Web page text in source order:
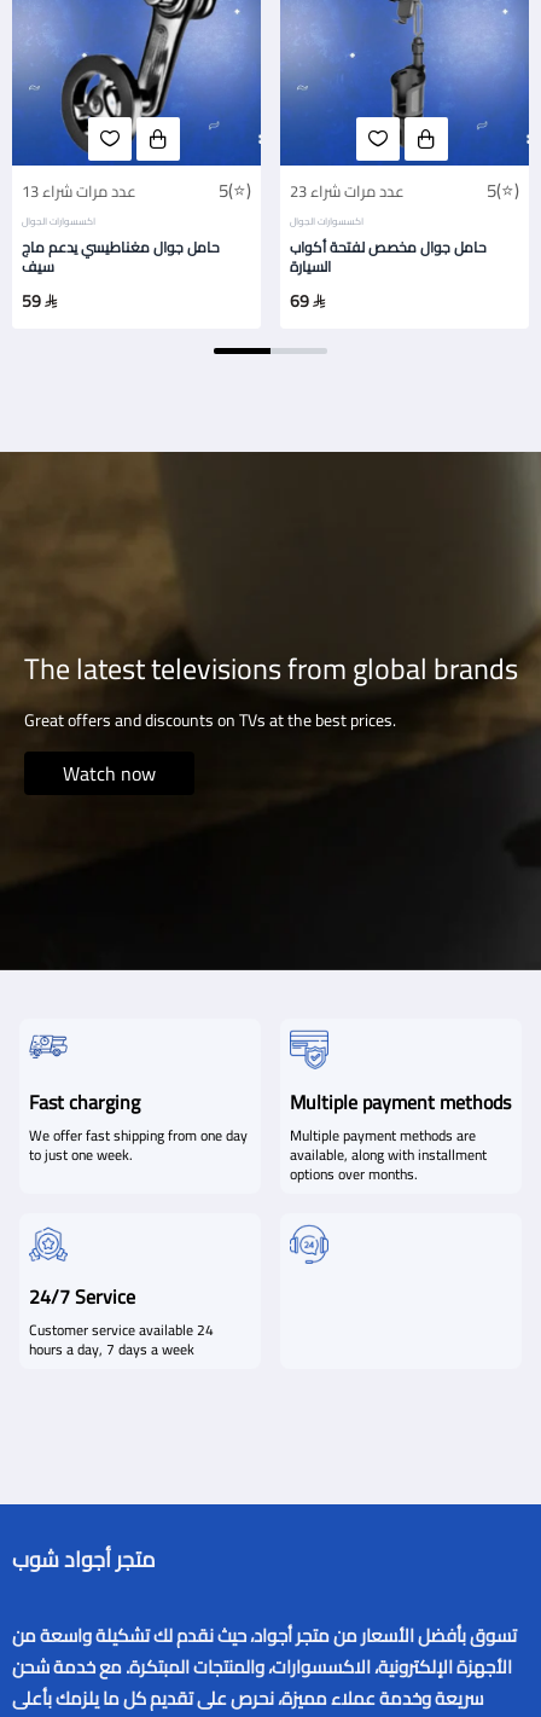
13 عدد مرات شراء 5(⭐)
اكسسوارات الجوال
حامل جوال مغناطيسي يدعم ماج
سيف
59
23 عدد مرات شراء 5(⭐)
اكسسوارات الجوال
حامل جوال مخصص لفتحة أكواب
السيارة
69
The latest televisions from global brands
Great offers and discounts on TVs at the best prices.
Watch now
Fast charging
We offer fast shipping from one day
to just one week.
Multiple payment methods
Multiple payment methods are
available, along with installment
options over months.
24/7 Service
Customer service available 24
hours a day, 7 days a week
متجر أجواد شوب
تسوق بأفضل الأسعار من متجر أجواد، حيث نقدم لك تشكيلة واسعة من
الأجهزة الإلكترونية، الاكسسوارات، والمنتجات المبتكرة. مع خدمة شحن
سريعة وخدمة عملاء مميزة، نحرص على تقديم كل ما يلزمك بأعلى